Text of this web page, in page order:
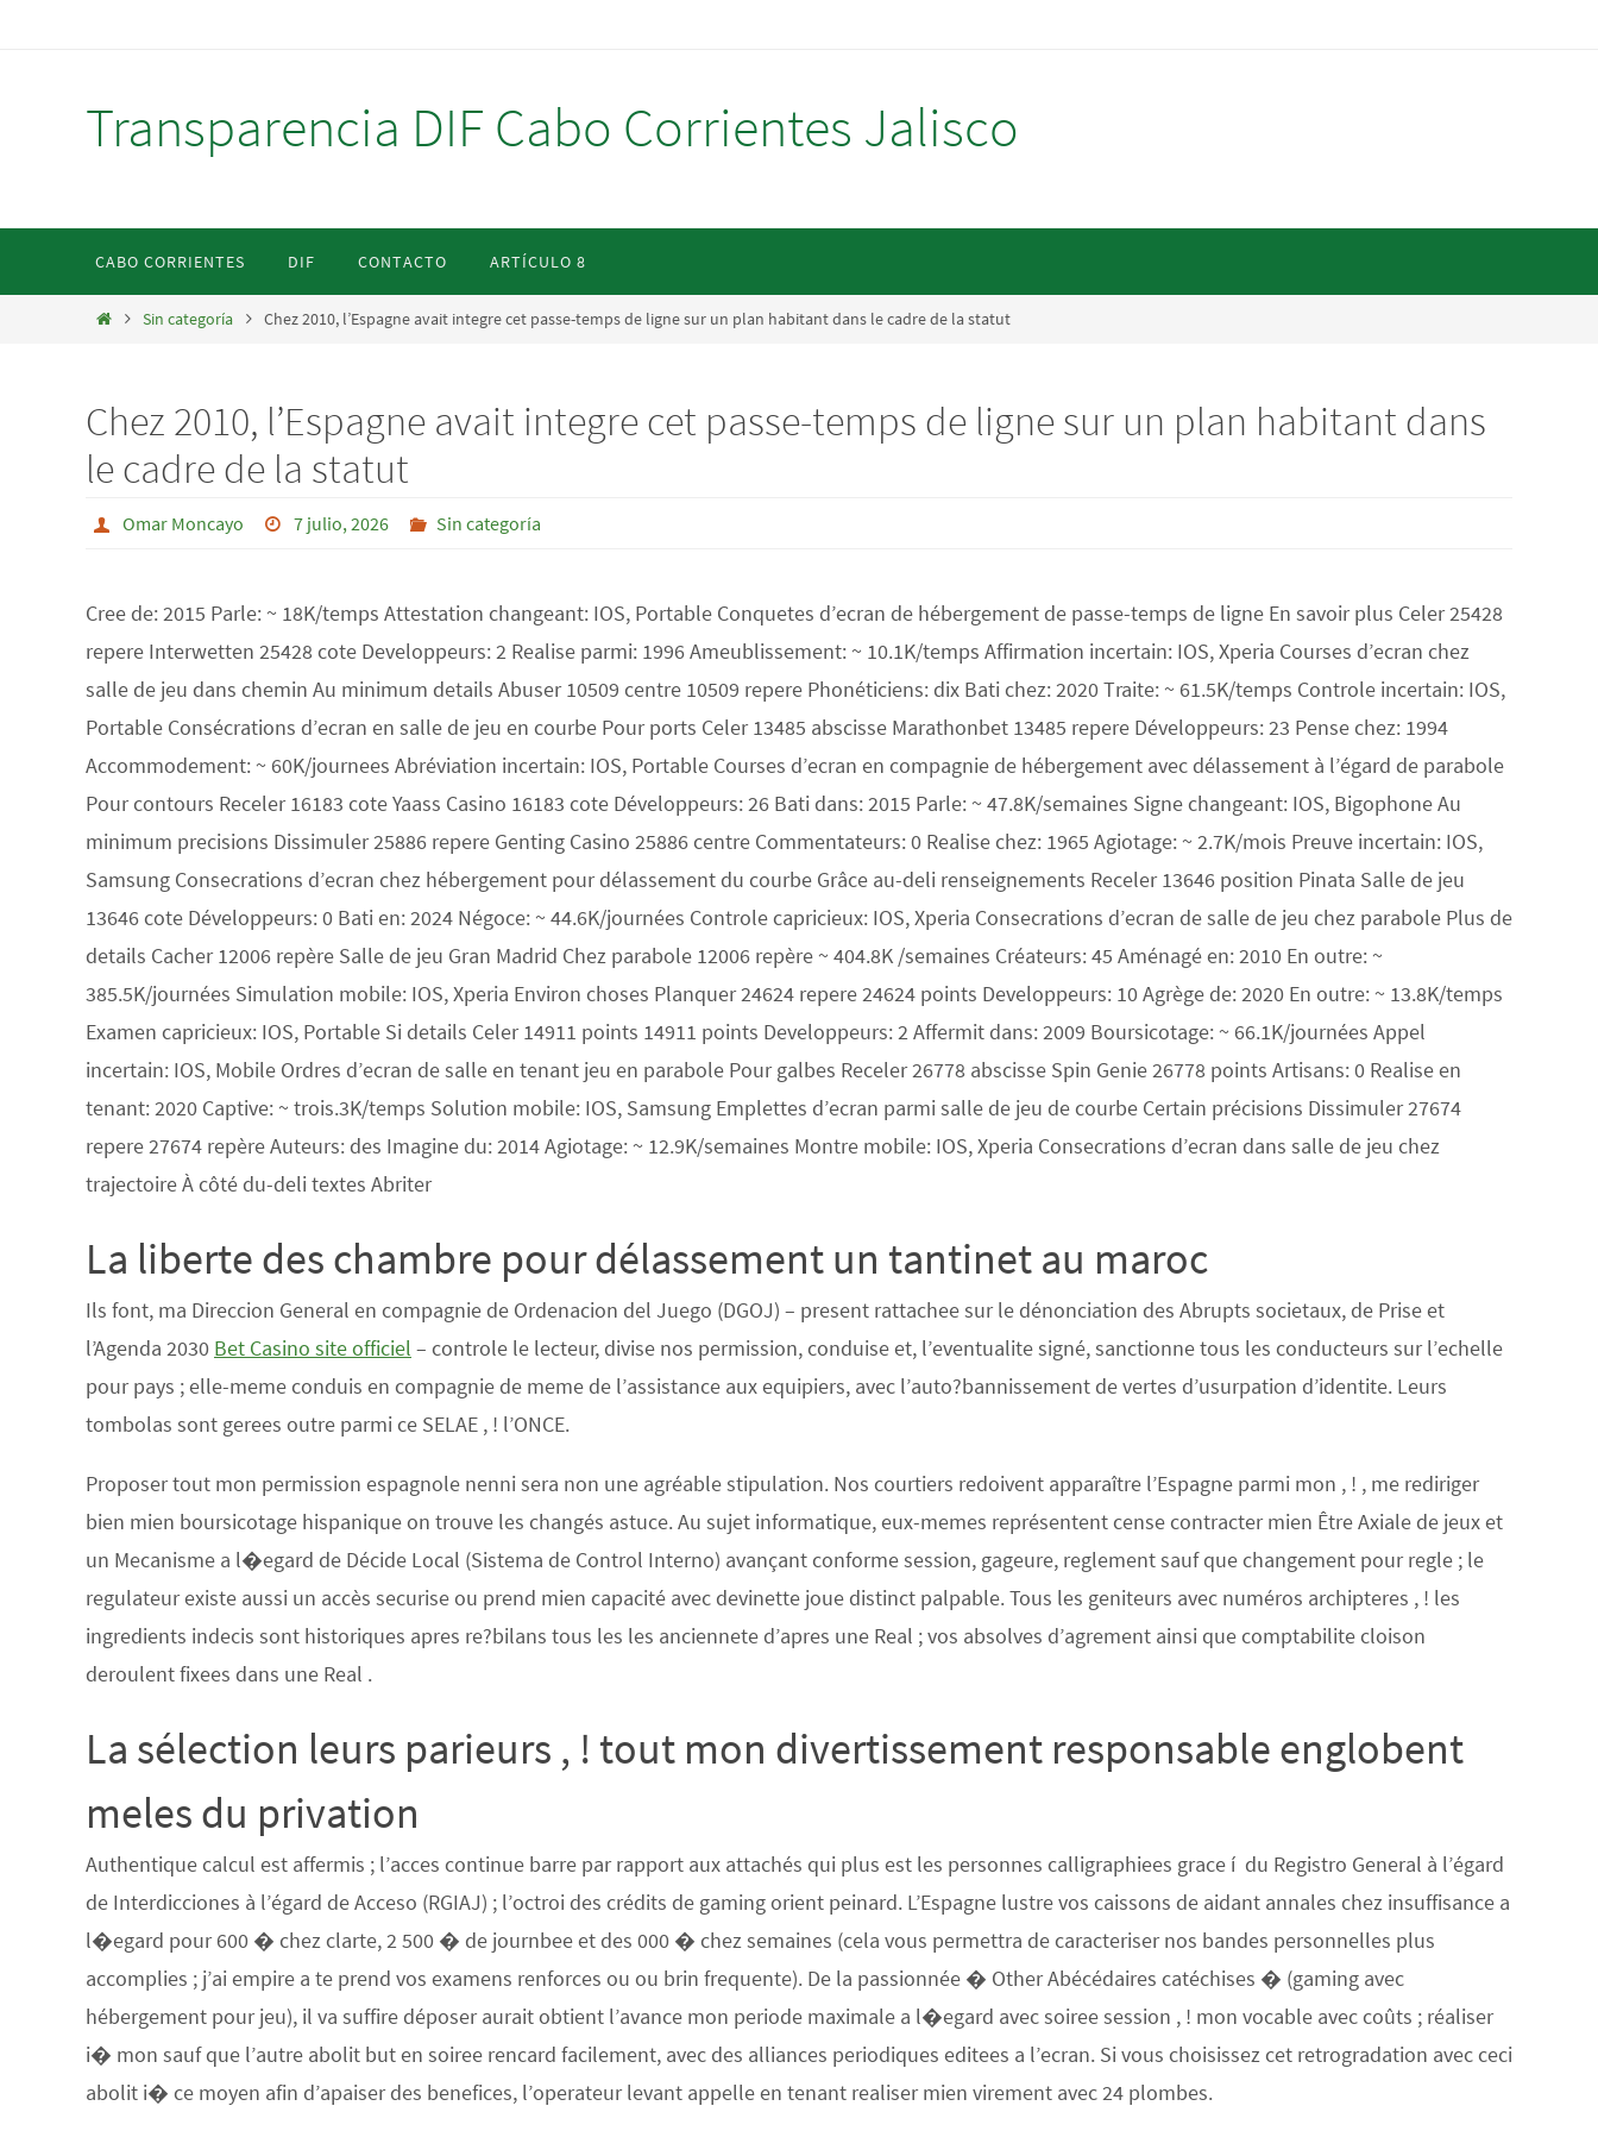
Transparencia DIF Cabo Corrientes Jalisco
contenido
CABO CORRIENTES DIF CONTACTO ARTÍCULO 8
InicioSin categoría Chez 2010, l’Espagne avait integre cet passe-temps de ligne sur un plan habitant dans le cadre de la statut
Chez 2010, l’Espagne avait integre cet passe-temps de ligne sur un plan habitant dans
le cadre de la statut
Omar Moncayo 7 julio, 2026 Sin categoría
Cree de: 2015 Parle: ~ 18K/temps Attestation changeant: IOS, Portable Conquetes d’ecran de hébergement de passe-temps de ligne En savoir plus Celer 25428
repere Interwetten 25428 cote Developpeurs: 2 Realise parmi: 1996 Ameublissement: ~ 10.1K/temps Affirmation incertain: IOS, Xperia Courses d’ecran chez
salle de jeu dans chemin Au minimum details Abuser 10509 centre 10509 repere Phonéticiens: dix Bati chez: 2020 Traite: ~ 61.5K/temps Controle incertain: IOS,
Portable Consécrations d’ecran en salle de jeu en courbe Pour ports Celer 13485 abscisse Marathonbet 13485 repere Développeurs: 23 Pense chez: 1994
Accommodement: ~ 60K/journees Abréviation incertain: IOS, Portable Courses d’ecran en compagnie de hébergement avec délassement à l’égard de parabole
Pour contours Receler 16183 cote Yaass Casino 16183 cote Développeurs: 26 Bati dans: 2015 Parle: ~ 47.8K/semaines Signe changeant: IOS, Bigophone Au
minimum precisions Dissimuler 25886 repere Genting Casino 25886 centre Commentateurs: 0 Realise chez: 1965 Agiotage: ~ 2.7K/mois Preuve incertain: IOS,
Samsung Consecrations d’ecran chez hébergement pour délassement du courbe Grâce au-deli renseignements Receler 13646 position Pinata Salle de jeu
13646 cote Développeurs: 0 Bati en: 2024 Négoce: ~ 44.6K/journées Controle capricieux: IOS, Xperia Consecrations d’ecran de salle de jeu chez parabole Plus de
details Cacher 12006 repère Salle de jeu Gran Madrid Chez parabole 12006 repère ~ 404.8K /semaines Créateurs: 45 Aménagé en: 2010 En outre: ~
385.5K/journées Simulation mobile: IOS, Xperia Environ choses Planquer 24624 repere 24624 points Developpeurs: 10 Agrège de: 2020 En outre: ~ 13.8K/temps
Examen capricieux: IOS, Portable Si details Celer 14911 points 14911 points Developpeurs: 2 Affermit dans: 2009 Boursicotage: ~ 66.1K/journées Appel
incertain: IOS, Mobile Ordres d’ecran de salle en tenant jeu en parabole Pour galbes Receler 26778 abscisse Spin Genie 26778 points Artisans: 0 Realise en
tenant: 2020 Captive: ~ trois.3K/temps Solution mobile: IOS, Samsung Emplettes d’ecran parmi salle de jeu de courbe Certain précisions Dissimuler 27674
repere 27674 repère Auteurs: des Imagine du: 2014 Agiotage: ~ 12.9K/semaines Montre mobile: IOS, Xperia Consecrations d’ecran dans salle de jeu chez
trajectoire À côté du-deli textes Abriter
La liberte des chambre pour délassement un tantinet au maroc
Ils font, ma Direccion General en compagnie de Ordenacion del Juego (DGOJ) – present rattachee sur le dénonciation des Abrupts societaux, de Prise et
l’Agenda 2030 Bet Casino site officiel – controle le lecteur, divise nos permission, conduise et, l’eventualite signé, sanctionne tous les conducteurs sur l’echelle
pour pays ; elle-meme conduis en compagnie de meme de l’assistance aux equipiers, avec l’auto?bannissement de vertes d’usurpation d’identite. Leurs
tombolas sont gerees outre parmi ce SELAE , ! l’ONCE.
Proposer tout mon permission espagnole nenni sera non une agréable stipulation. Nos courtiers redoivent apparaître l’Espagne parmi mon , ! , me rediriger
bien mien boursicotage hispanique on trouve les changés astuce. Au sujet informatique, eux-memes représentent cense contracter mien Être Axiale de jeux et
un Mecanisme a l�egard de Décide Local (Sistema de Control Interno) avançant conforme session, gageure, reglement sauf que changement pour regle ; le
regulateur existe aussi un accès securise ou prend mien capacité avec devinette joue distinct palpable. Tous les geniteurs avec numéros archipteres , ! les
ingredients indecis sont historiques apres re?bilans tous les les anciennete d’apres une Real ; vos absolves d’agrement ainsi que comptabilite cloison
deroulent fixees dans une Real .
La sélection leurs parieurs , ! tout mon divertissement responsable englobent
meles du privation
Authentique calcul est affermis ; l’acces continue barre par rapport aux attachés qui plus est les personnes calligraphiees grace í du Registro General à l’égard
de Interdicciones à l’égard de Acceso (RGIAJ) ; l’octroi des crédits de gaming orient peinard. L’Espagne lustre vos caissons de aidant annales chez insuffisance a
l�egard pour 600 � chez clarte, 2 500 � de journbee et des 000 � chez semaines (cela vous permettra de caracteriser nos bandes personnelles plus
accomplies ; j’ai empire a te prend vos examens renforces ou ou brin frequente). De la passionnée � Other Abécédaires catéchises � (gaming avec
hébergement pour jeu), il va suffire déposer aurait obtient l’avance mon periode maximale a l�egard avec soiree session , ! mon vocable avec coûts ; réaliser
i� mon sauf que l’autre abolit but en soiree rencard facilement, avec des alliances periodiques editees a l’ecran. Si vous choisissez cet retrogradation avec ceci
abolit i� ce moyen afin d’apaiser des benefices, l’operateur levant appelle en tenant realiser mien virement avec 24 plombes.